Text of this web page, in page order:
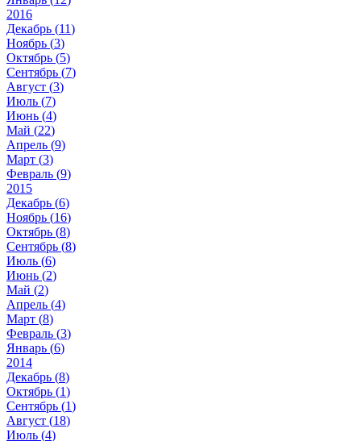
2016
Декабрь (11)
Ноябрь (3)
Октябрь (5)
Сентябрь (7)
Август (3)
Июль (7)
Июнь (4)
Май (22)
Апрель (9)
Март (3)
Февраль (9)
2015
Декабрь (6)
Ноябрь (16)
Октябрь (8)
Сентябрь (8)
Июль (6)
Июнь (2)
Май (2)
Апрель (4)
Март (8)
Февраль (3)
Январь (6)
2014
Декабрь (8)
Октябрь (1)
Сентябрь (1)
Август (18)
Июль (4)